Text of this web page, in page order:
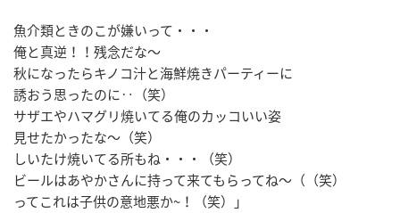
魚介類ときのこが嫌いって・・・
俺と真逆！！残念だな～
秋になったらキノコ汁と海鮮焼きパーティーに
誘おう思ったのに‥（笑）
サザエやハマグリ焼いてる俺のカッコいい姿
見せたかったな～（笑）
しいたけ焼いてる所もね・・・（笑）
ビールはあやかさんに持って来てもらってね～（（笑）
ってこれは子供の意地悪か~！（笑）」